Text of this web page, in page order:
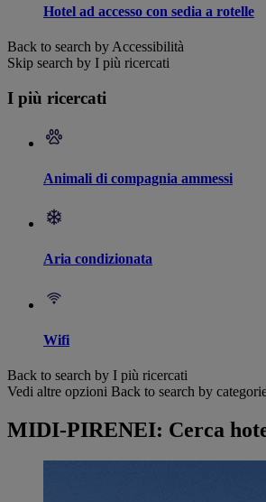
Hotel ad accesso con sedia a rotelle
Back to search by Accessibilità
Skip search by I più ricercati
I più ricercati
Animali di compagnia ammessi
Aria condizionata
Wifi
Back to search by I più ricercati
Vedi altre opzioni Back to search by
MIDI-PIRENEI: Cerca